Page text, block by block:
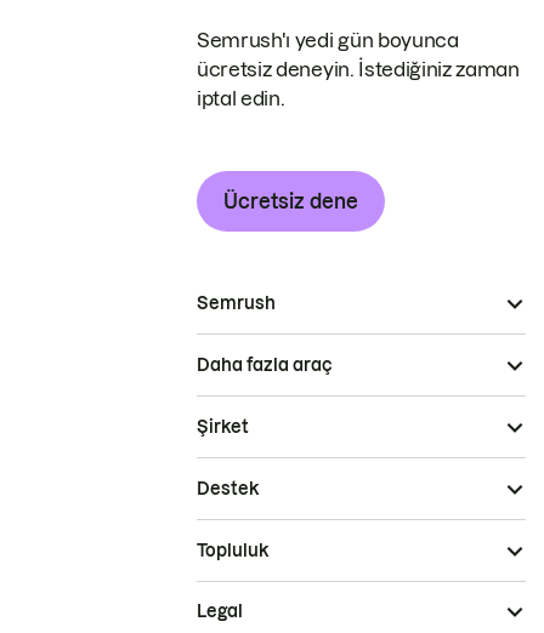
Semrush'ı yedi gün boyunca
ücretsiz deneyin. İstediğiniz zaman
iptal edin.
Ücretsiz dene
Semrush
Daha fazla araç
Şirket
Destek
Topluluk
Legal